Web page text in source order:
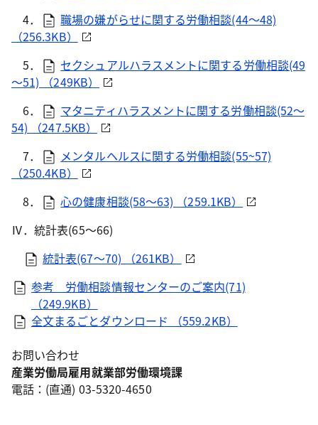
4．
職場の嫌がらせに関する労働相談(44～48)
（256.3KB）
5．
セクシュアルハラスメントに関する労働相談(49
～51) （249KB）
6．
マタニティハラスメントに関する労働相談(52～
54) （247.5KB）
7．
メンタルヘルスに関する労働相談(55~57)
（250.4KB）
8．
心の健康相談(58～63) （259.1KB）
Ⅳ．統計表(65～66)
統計表(67～70) （261KB）
参考 労働相談情報センターのご案内(71)
（249.9KB）
全文まるごとダウンロード （559.2KB）
お問い合わせ
産業労働局雇用就業部労働環境課
電話：(直通) 03-5320-4650